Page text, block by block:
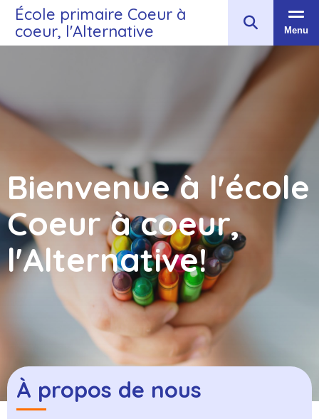
École primaire Coeur à
coeur, l'Alternative
Menu
Bienvenue à l'école
Coeur à coeur,
l'Alternative!
À propos de nous